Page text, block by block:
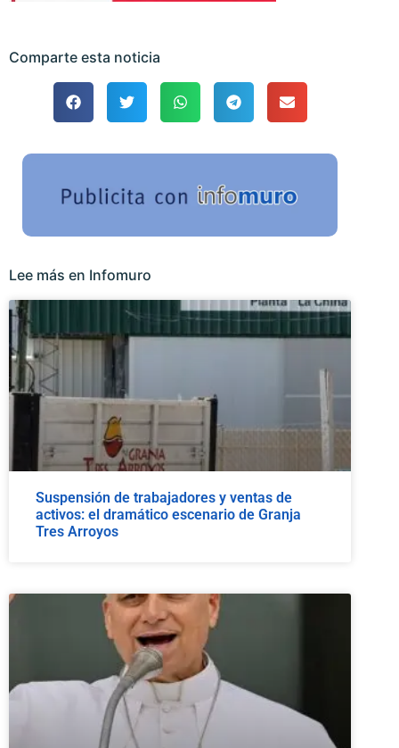
Comparte esta noticia
Lee más en Infomuro
Suspensión de trabajadores y ventas de
activos: el dramático escenario de Granja
Tres Arroyos